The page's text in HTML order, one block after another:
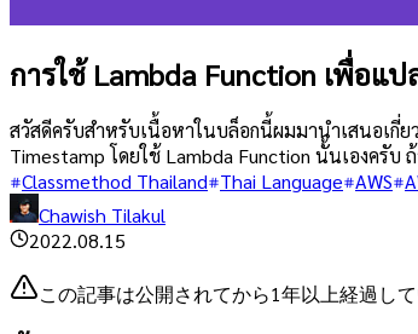
การใช้ Lambda Function เพื่อแ
สวัสดีครับสำหรับเนื้อหาในบล็อกนี้ผมมานำเสนอเกี่ย
Timestamp โดยใช้ Lambda Function นั้นเองครับ
Classmethod Thailand Thai Language AWS
Chawish Tilakul
2022.08.15
この記事は公開されてから1年以上経過し